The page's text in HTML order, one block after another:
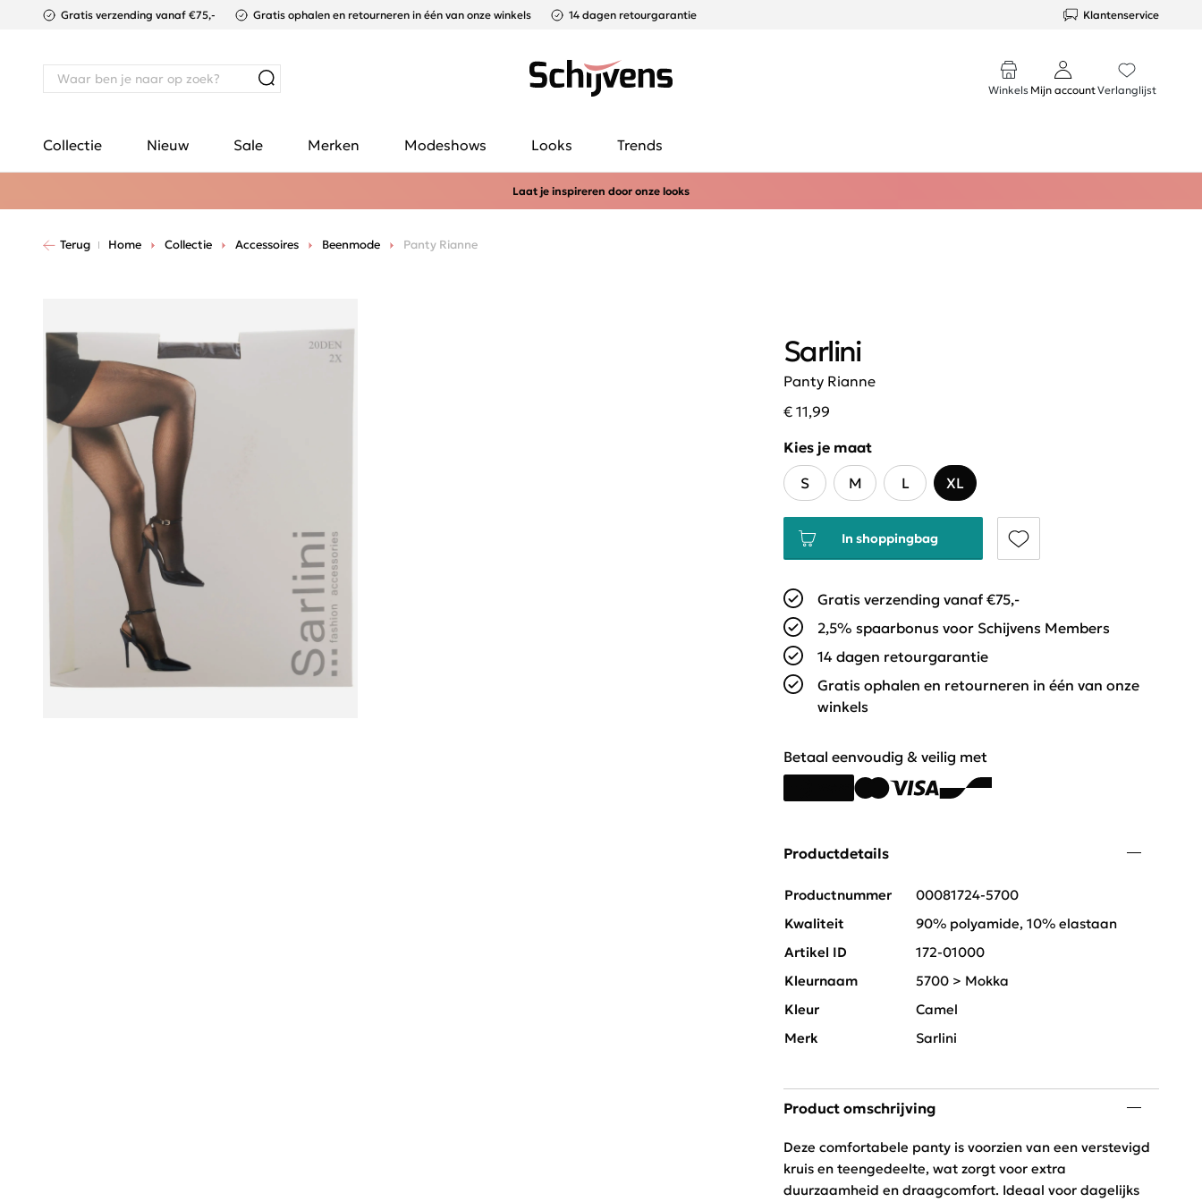
Gratis verzending vanaf €75,- Gratis ophalen en retourneren in één van onze winkels 14 dagen retourgarantie Klantenservice
Winkels Mijn accountVerlanglijst
Collectie Nieuw Sale Merken Modeshows Looks Trends
Laat je inspireren door onze looks
Terug Home Collectie Accessoires Beenmode Panty Rianne
Panty Rianne
Sarlini
€ 11,99
Kies je maat
S
M L XL
In shoppingbag
Gratis verzending vanaf €75,-
2,5% spaarbonus voor Schijvens Members
14 dagen retourgarantie
Gratis ophalen en retourneren in één van onze
winkels
Betaal eenvoudig & veilig met
Productdetails
Productnummer
00081724-5700
Kwaliteit
90% polyamide, 10% elastaan
Artikel ID
172-01000
Kleurnaam
5700 > Mokka
Kleur
Camel
Merk
Sarlini
Product omschrijving
Deze comfortabele panty is voorzien van een verstevigd
kruis en teengedeelte, wat zorgt voor extra
duurzaamheid en draagcomfort. Ideaal voor dagelijks